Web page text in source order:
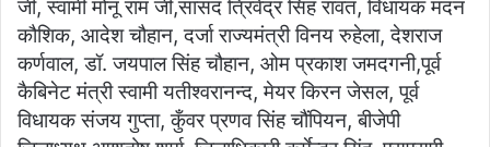
जी, स्वामी मोनू राम जी,सांसद त्रिवेंद्र सिंह रावत, विधायक मदन
कौशिक, आदेश चौहान, दर्जा राज्यमंत्री विनय रुहेला, देशराज
कर्णवाल, डॉ. जयपाल सिंह चौहान, ओम प्रकाश जमदगनी,पूर्व
कैबिनेट मंत्री स्वामी यतीश्वरानन्द, मेयर किरन जेसल, पूर्व
विधायक संजय गुप्ता, कुँवर प्रणव सिंह चौंपियन, बीजेपी